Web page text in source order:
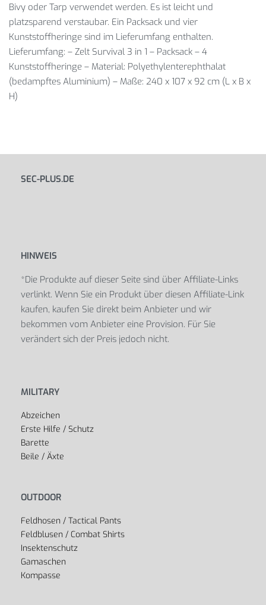
Bivy oder Tarp verwendet werden. Es ist leicht und
platzsparend verstaubar. Ein Packsack und vier
Kunststoffheringe sind im Lieferumfang enthalten.
Lieferumfang: – Zelt Survival 3 in 1 – Packsack – 4
Kunststoffheringe – Material: Polyethylenterephthalat
(bedampftes Aluminium) – Maße: 240 x 107 x 92 cm (L x B x
H)
SEC-PLUS.DE
HINWEIS
*Die Produkte auf dieser Seite sind über Affiliate-Links
verlinkt. Wenn Sie ein Produkt über diesen Affiliate-Link
kaufen, kaufen Sie direkt beim Anbieter und wir
bekommen vom Anbieter eine Provision. Für Sie
verändert sich der Preis jedoch nicht.
MILITARY
Abzeichen
Erste Hilfe / Schutz
Barette
Beile / Äxte
OUTDOOR
Feldhosen / Tactical Pants
Feldblusen / Combat Shirts
Insektenschutz
Gamaschen
Kompasse